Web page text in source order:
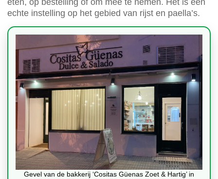
echte instelling op het gebied van rijst en paella’s.
Gevel van de bakkerij ‘Cositas Güenas Zoet & Hartig’ in